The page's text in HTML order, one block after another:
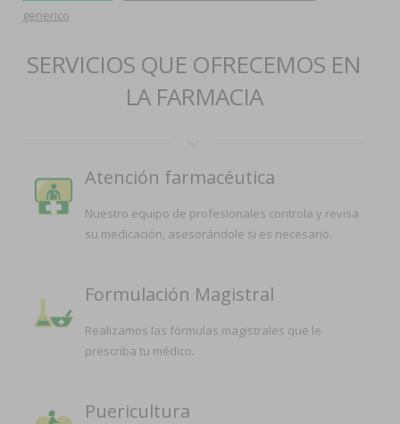
generico
SERVICIOS QUE OFRECEMOS EN
LA FARMACIA
Atención farmacéutica
Nuestro equipo de profesionales controla y revisa
su medicación, asesorándole si es necesario.
Formulación Magistral
Realizamos las fórmulas magistrales que le
prescriba tu médico.
Puericultura